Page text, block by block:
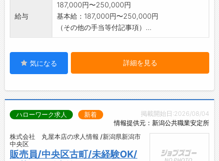
給与
187,000円〜250,000円
基本給：187,000円〜250,000円
（その他の手当等付記事項）...
気になる 詳細を見る
掲載開始日:2026/08/04
情報提供元：新潟公共職業安定所
ハローワーク求人 新着
株式会社 丸屋本店の求人情報 /新潟県新潟市
中央区
販売員/中央区古町/未経験OK/